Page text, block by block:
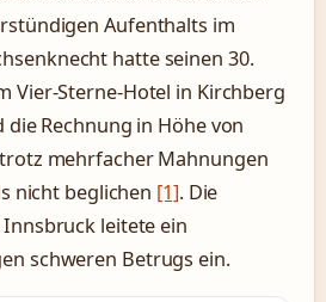
Aufenthalts im
hatte seinen 30.
Vier-Sterne-Hotel in Kirchberg
Rechnung in Höhe von
mehrfacher Mahnungen
nicht beglichen [1]. Die
leitete ein
schweren Betrugs ein.